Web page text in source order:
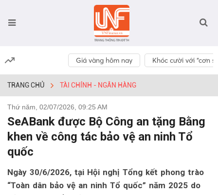
Giá vàng hôm nay Khóc cười với “cơn
TRANG CHỦ TÀI CHÍNH - NGÂN HÀNG
Thứ năm, 02/07/2026, 09:25 AM
SeABank được Bộ Công an tặng Bằng
khen về công tác bảo vệ an ninh Tổ
quốc
Ngày 30/6/2026, tại Hội nghị Tổng kết phong trào
“Toàn dân bảo vệ an ninh Tổ quốc” năm 2025 do